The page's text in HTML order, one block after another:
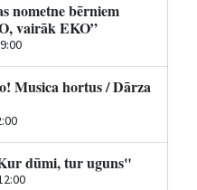
nometne bērniem
vairāk EKO”
Musica hortus / Dārza
dūmi, tur uguns"